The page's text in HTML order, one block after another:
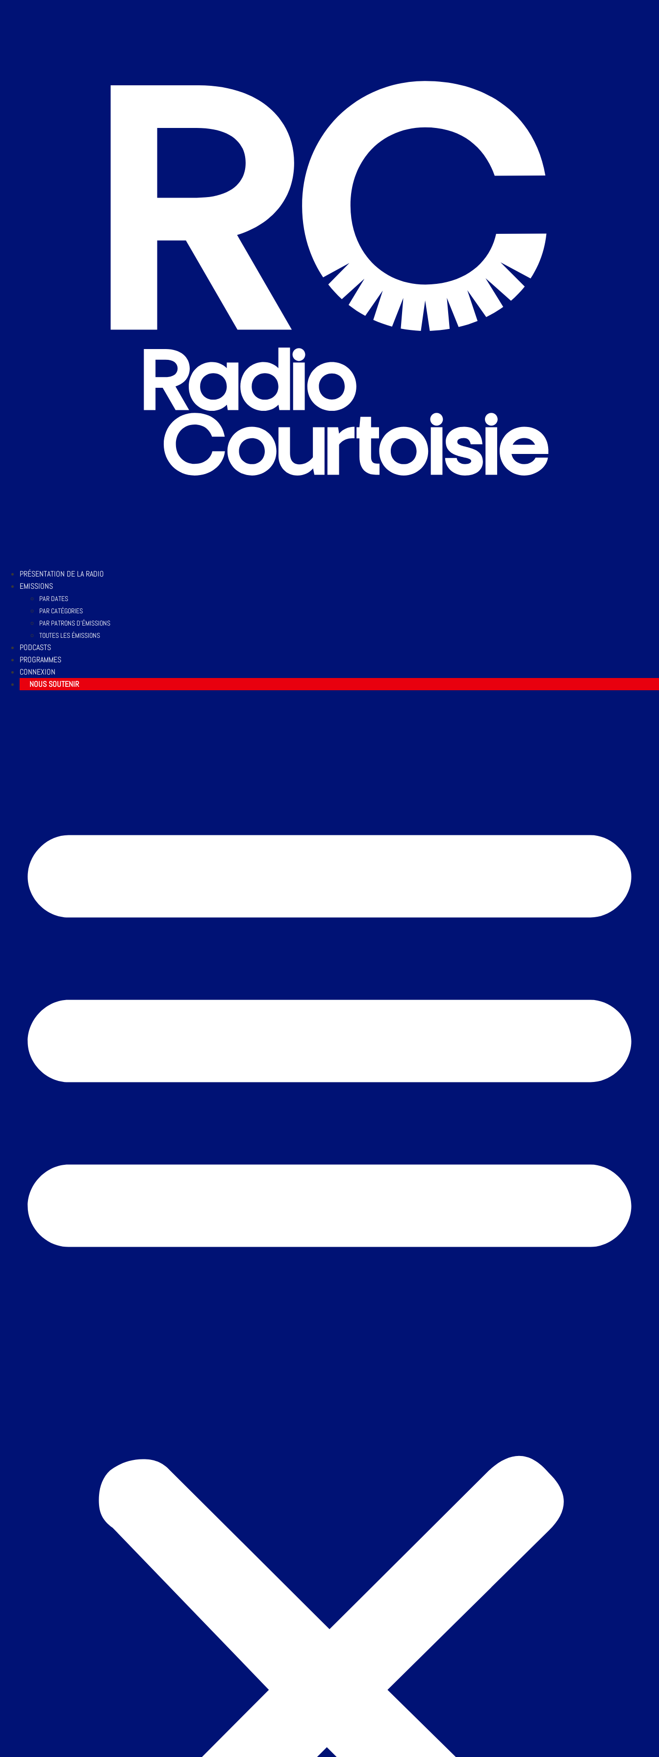
PRÉSENTATION DE LA RADIO
EMISSIONS
PAR DATES
PAR CATÉGORIES
PAR PATRONS D’ÉMISSIONS
TOUTES LES ÉMISSIONS
PODCASTS
PROGRAMMES
CONNEXION
NOUS SOUTENIR